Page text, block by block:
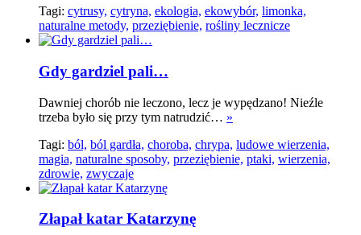
Tagi: cytrusy, cytryna, ekologia, ekowybór, limonka,
naturalne metody, przeziębienie, rośliny lecznicze
Gdy gardziel pali…
Dawniej chorób nie leczono, lecz je wypędzano! Nieźle
trzeba było się przy tym natrudzić… »
Tagi: ból, ból gardła, choroba, chrypa, ludowe wierzenia,
magia, naturalne sposoby, przeziębienie, ptaki, wierzenia,
zdrowie, zwyczaje
Złapał katar Katarzynę